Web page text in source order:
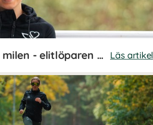
Så lyckas du med milen - elitlöparen Josefine Johnssons 5 bästa tips Läs artikel